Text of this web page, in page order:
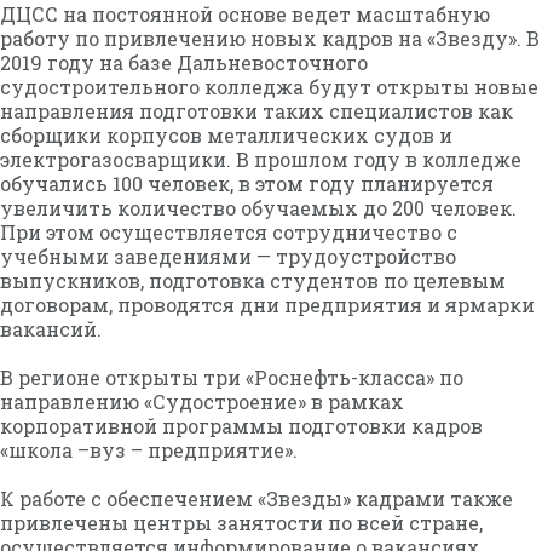
ДЦСС на постоянной основе ведет масштабную
работу по привлечению новых кадров на «Звезду». В
2019 году на базе Дальневосточного
судостроительного колледжа будут открыты новые
направления подготовки таких специалистов как
сборщики корпусов металлических судов и
электрогазосварщики. В прошлом году в колледже
обучались 100 человек, в этом году планируется
увеличить количество обучаемых до 200 человек.
При этом осуществляется сотрудничество с
учебными заведениями — трудоустройство
выпускников, подготовка студентов по целевым
договорам, проводятся дни предприятия и ярмарки
вакансий.
В регионе открыты три «Роснефть-класса» по
направлению «Судостроение» в рамках
корпоративной программы подготовки кадров
«школа –вуз – предприятие».
К работе с обеспечением «Звезды» кадрами также
привлечены центры занятости по всей стране,